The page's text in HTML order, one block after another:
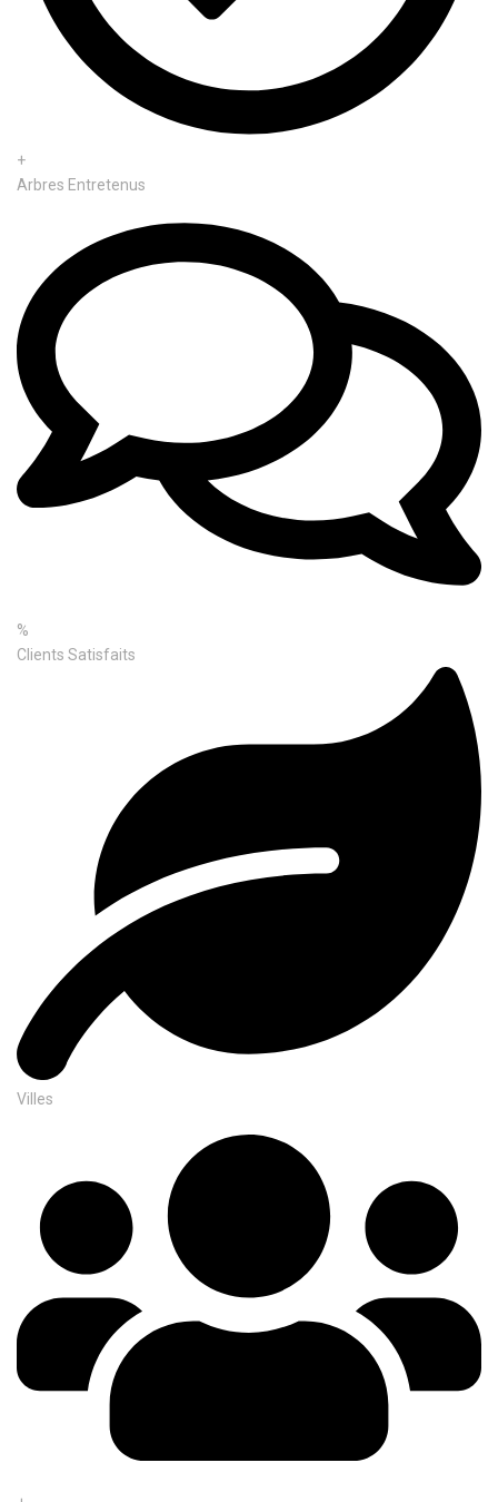
+
Arbres Entretenus
%
Clients Satisfaits
Villes